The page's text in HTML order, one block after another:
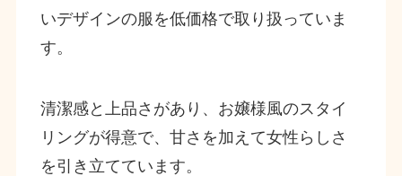
いデザインの服を低価格で取り扱っていま
す。
清潔感と上品さがあり、お嬢様風のスタイ
リングが得意で、甘さを加えて女性らしさ
を引き立てています。